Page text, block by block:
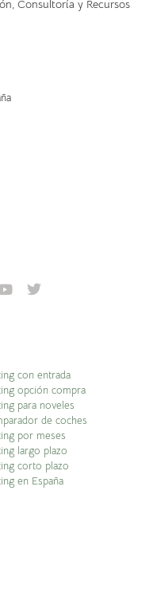
Consultoría y Recursos
con entrada
opción compra
para noveles
de coches
por meses
largo plazo
corto plazo
en España